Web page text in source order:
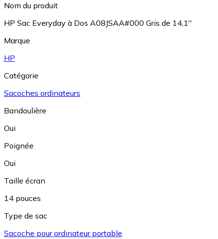
Nom du produit
HP Sac Everyday à Dos A08JSAA#000 Gris de 14,1''
Marque
HP
Catégorie
Sacoches ordinateurs
Bandoulière
Oui
Poignée
Oui
Taille écran
14 pouces
Type de sac
Sacoche pour ordinateur portable